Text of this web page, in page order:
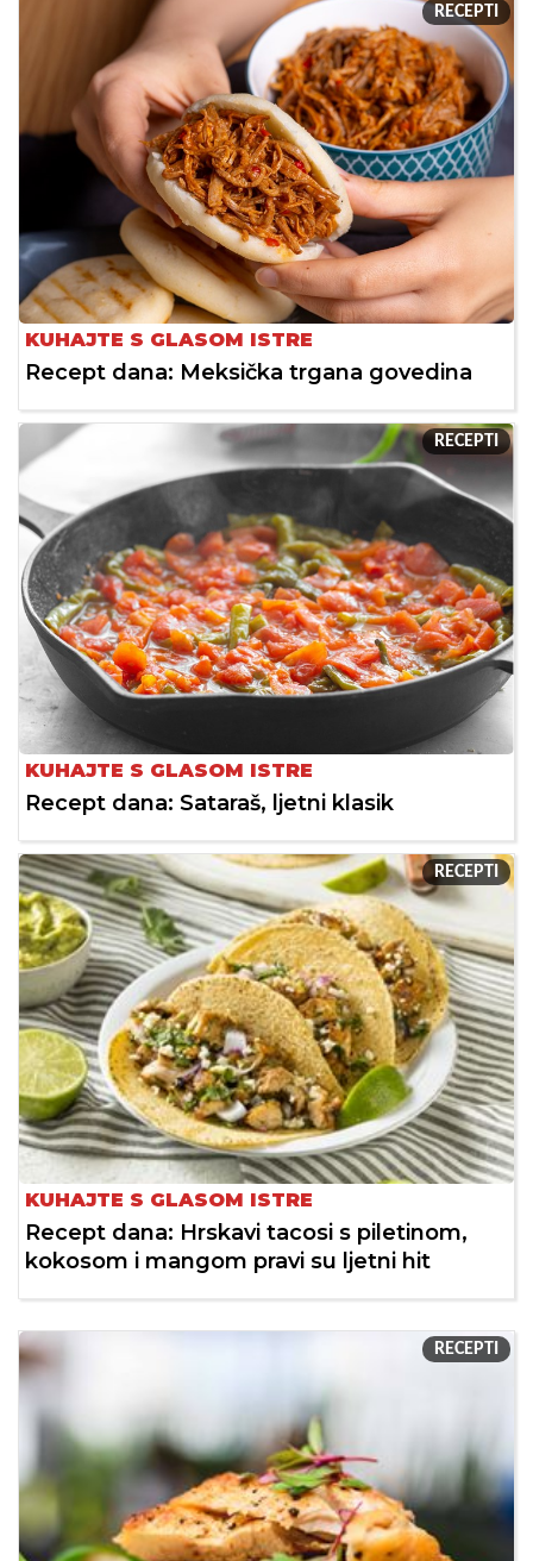
RECEPTI
KUHAJTE S GLASOM ISTRE
Recept dana: Meksička trgana govedina
RECEPTI
KUHAJTE S GLASOM ISTRE
Recept dana: Sataraš, ljetni klasik
RECEPTI
KUHAJTE S GLASOM ISTRE
Recept dana: Hrskavi tacosi s piletinom,
kokosom i mangom pravi su ljetni hit
RECEPTI